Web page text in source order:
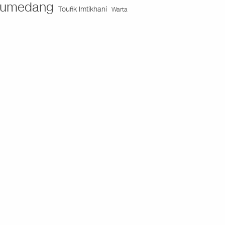
Toufik Imtikhani Warta